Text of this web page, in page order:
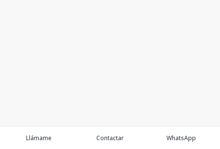
Llámame Contactar WhatsApp